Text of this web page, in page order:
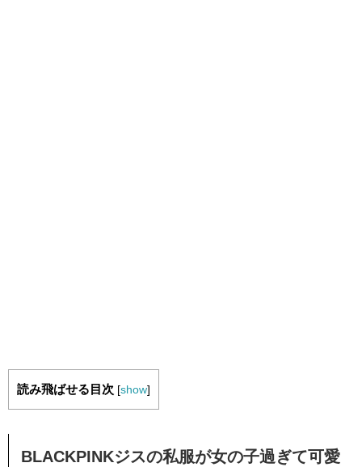
読み飛ばせる目次 [show]
BLACKPINKジスの私服が女の子過ぎて可愛